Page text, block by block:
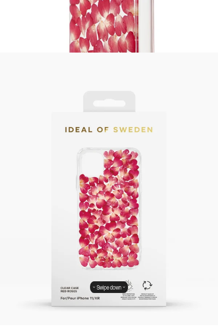
Swipe down